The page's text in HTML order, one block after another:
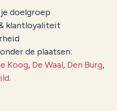
doelgroep
klantloyaliteit
de plaatsen:
Koog, De Waal, Den Burg,
.